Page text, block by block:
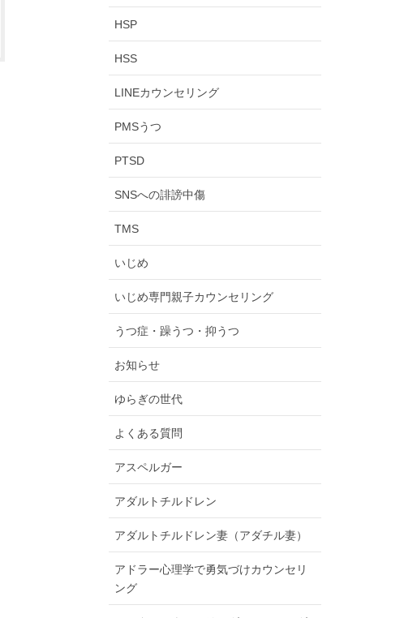
HSP
HSS
LINEカウンセリング
PMSうつ
PTSD
SNSへの誹謗中傷
TMS
いじめ
いじめ専門親子カウンセリング
うつ症・躁うつ・抑うつ
お知らせ
ゆらぎの世代
よくある質問
アスペルガー
アダルトチルドレン
アダルトチルドレン妻（アダチル妻）
アドラー心理学で勇気づけカウンセリ
ング